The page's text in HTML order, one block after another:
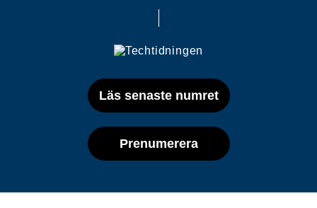
Läs senaste numret
Prenumerera